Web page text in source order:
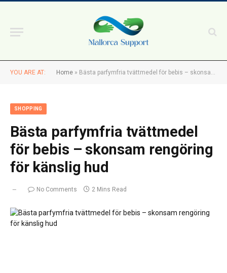
YOU ARE AT: Home » Bästa parfymfria tvättmedel för bebis – skonsam rengöring för känslig hud
SHOPPING
Bästa parfymfria tvättmedel
för bebis – skonsam rengöring
för känslig hud
No Comments 2 Mins Read